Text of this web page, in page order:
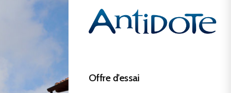
Offre d’essai